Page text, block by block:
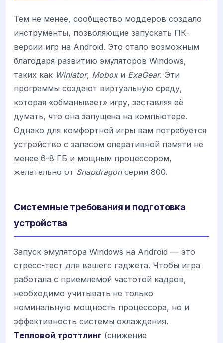
Тем не менее, сообщество моддеров создало
инструменты, позволяющие запускать ПК-
версии игр на Android. Это стало возможным
благодаря развитию эмуляторов Windows,
таких как Winlator, Moboxи ExaGear. Эти
программы создают виртуальную среду,
которая «обманывает» игру, заставляя её
думать, что она запущена на компьютере.
Однако для комфортной игры вам потребуется
устройство с запасом оперативной памяти не
менее 6-8 ГБ и мощным процессором,
желательно от Snapdragonсерии 800.
Системные требования и подготовка
устройства
Запуск эмулятора Windows на Android — это
стресс-тест для вашего гаджета. Чтобы игра
работала с приемлемой частотой кадров,
необходимо учитывать не только
номинальную мощность процессора, но и
эффективность системы охлаждения.
Тепловой троттлинг (снижение